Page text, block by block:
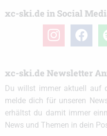
xc-ski.de in Social
instagramfacebook
xc-ski.de Newsletter
Du willst immer aktuell auf
melde dich für unseren
erhältst du damit immer
News und Themen in dein